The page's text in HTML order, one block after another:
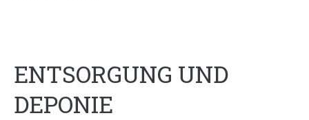
ENTSORGUNG UND
DEPONIE